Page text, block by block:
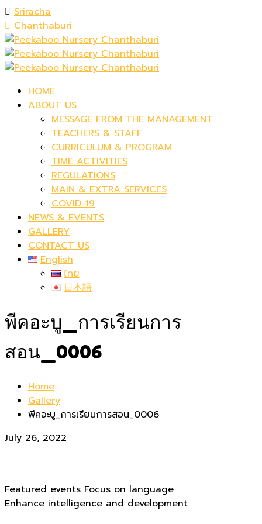
Sriracha
Chanthaburi
HOME
ABOUT US
MESSAGE FROM THE MANAGEMENT
TEACHERS & STAFF
CURRICULUM & PROGRAM
TIME ACTIVITIES
REGULATIONS
MAIN & EXTRA SERVICES
COVID-19
NEWS & EVENTS
GALLERY
CONTACT US
English
ไทย
日本語
พีคอะบู_การเรียนการ
สอน_0006
Home
Gallery
พีคอะบู_การเรียนการสอน_0006
July 26, 2022
Featured events Focus on language
Enhance intelligence and development